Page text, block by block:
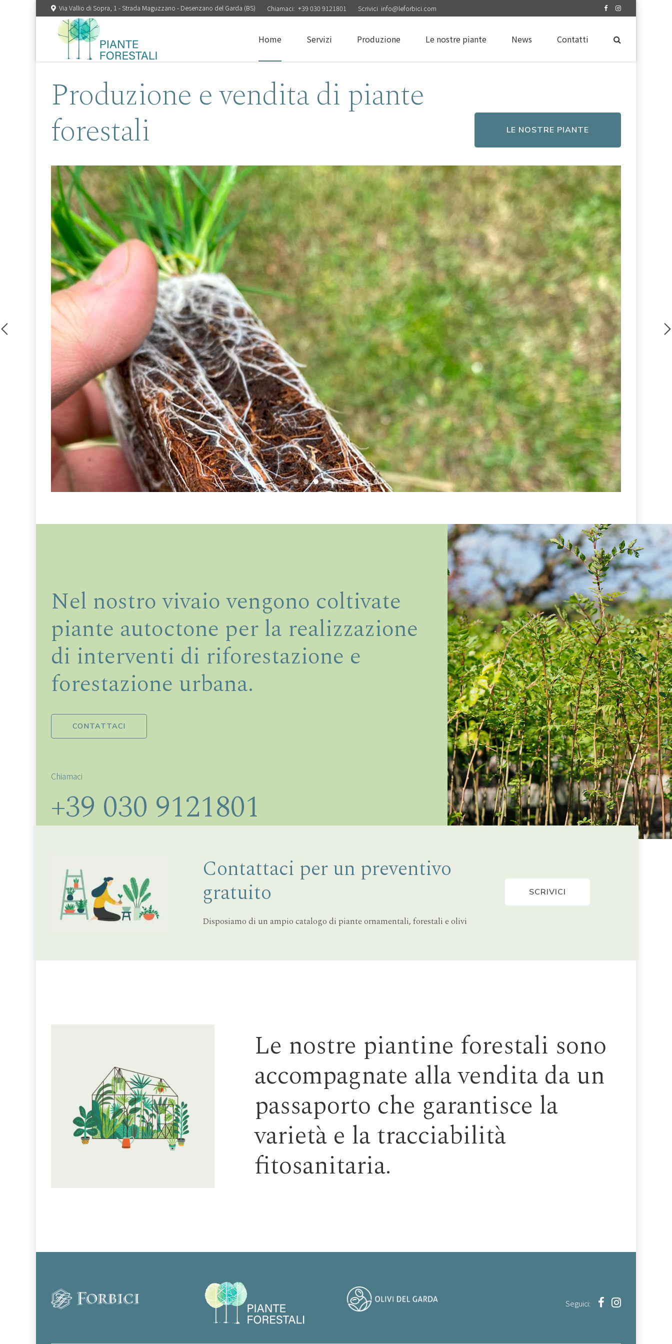
Via Vallio di Sopra, 1 - Strada Maguzzano - Desenzano del Garda (BS) Chiamaci: +39 030 9121801 Scrivici info@leforbici.com
Home Servizi Produzione Le nostre piante News Contatti
Produzione e vendita di piante
forestali LE NOSTRE PIANTE
Nel nostro vivaio vengono coltivate
piante autoctone per la realizzazione
di interventi di riforestazione e
forestazione urbana.
Chiamaci
+39 030 9121801
Contattaci per un preventivo
gratuito
Disposiamo di un ampio catalogo di piante ornamentali, forestali e olivi
Le nostre piantine forestali sono
accompagnate alla vendita da un
passaporto che garantisce la
varietà e la tracciabilità
fitosanitaria.